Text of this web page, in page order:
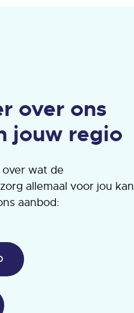
over ons
jouw regio
wat de
allemaal voor jou kan
aanbod: